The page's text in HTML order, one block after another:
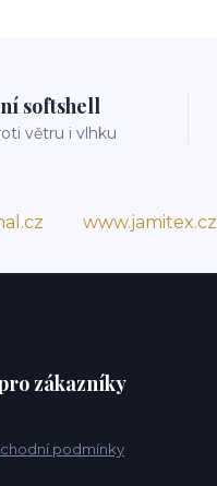
softshell
větru i vlhku
www.jamitex.cz
zákazníky
podmínky